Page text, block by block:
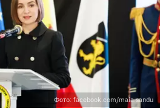
Фото: facebook.com/maia.sandu